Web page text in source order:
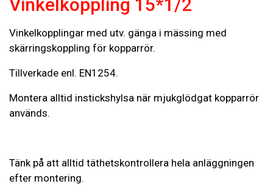
Vinkelkoppling 15*1/2
Vinkelkopplingar med utv. gänga i mässing med
skärringskoppling för kopparrör.
Tillverkade enl. EN1254.
Montera alltid instickshylsa när mjukglödgat kopparrör
används.
Tänk på att alltid täthetskontrollera hela anläggningen
efter montering.